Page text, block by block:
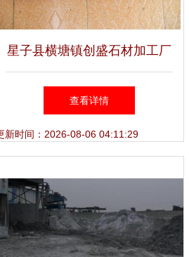
星子县横塘镇创盛石材加工厂
当前石材加工行情与价格走势
深度分析
查看详情
新时间：2026-08-06 04:11:29